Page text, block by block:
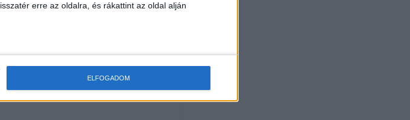
erre az oldalra, és rákattint az oldal alján
ELFOGADOM